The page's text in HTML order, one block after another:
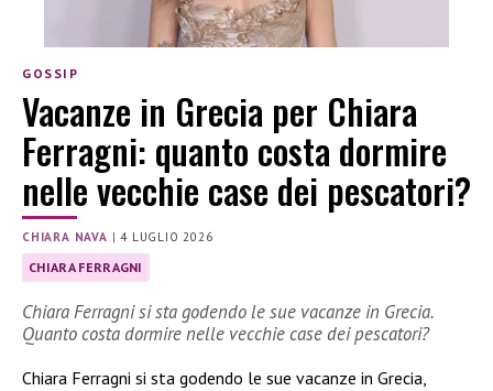
GOSSIP
Vacanze in Grecia per Chiara
Ferragni: quanto costa dormire
nelle vecchie case dei pescatori?
CHIARA NAVA |4 LUGLIO 2026
CHIARA FERRAGNI
Chiara Ferragni si sta godendo le sue vacanze in Grecia.
Quanto costa dormire nelle vecchie case dei pescatori?
Chiara Ferragni si sta godendo le sue vacanze in Grecia,